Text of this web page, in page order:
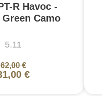
R Havoc -
Camo
5.11
62,00 €
€